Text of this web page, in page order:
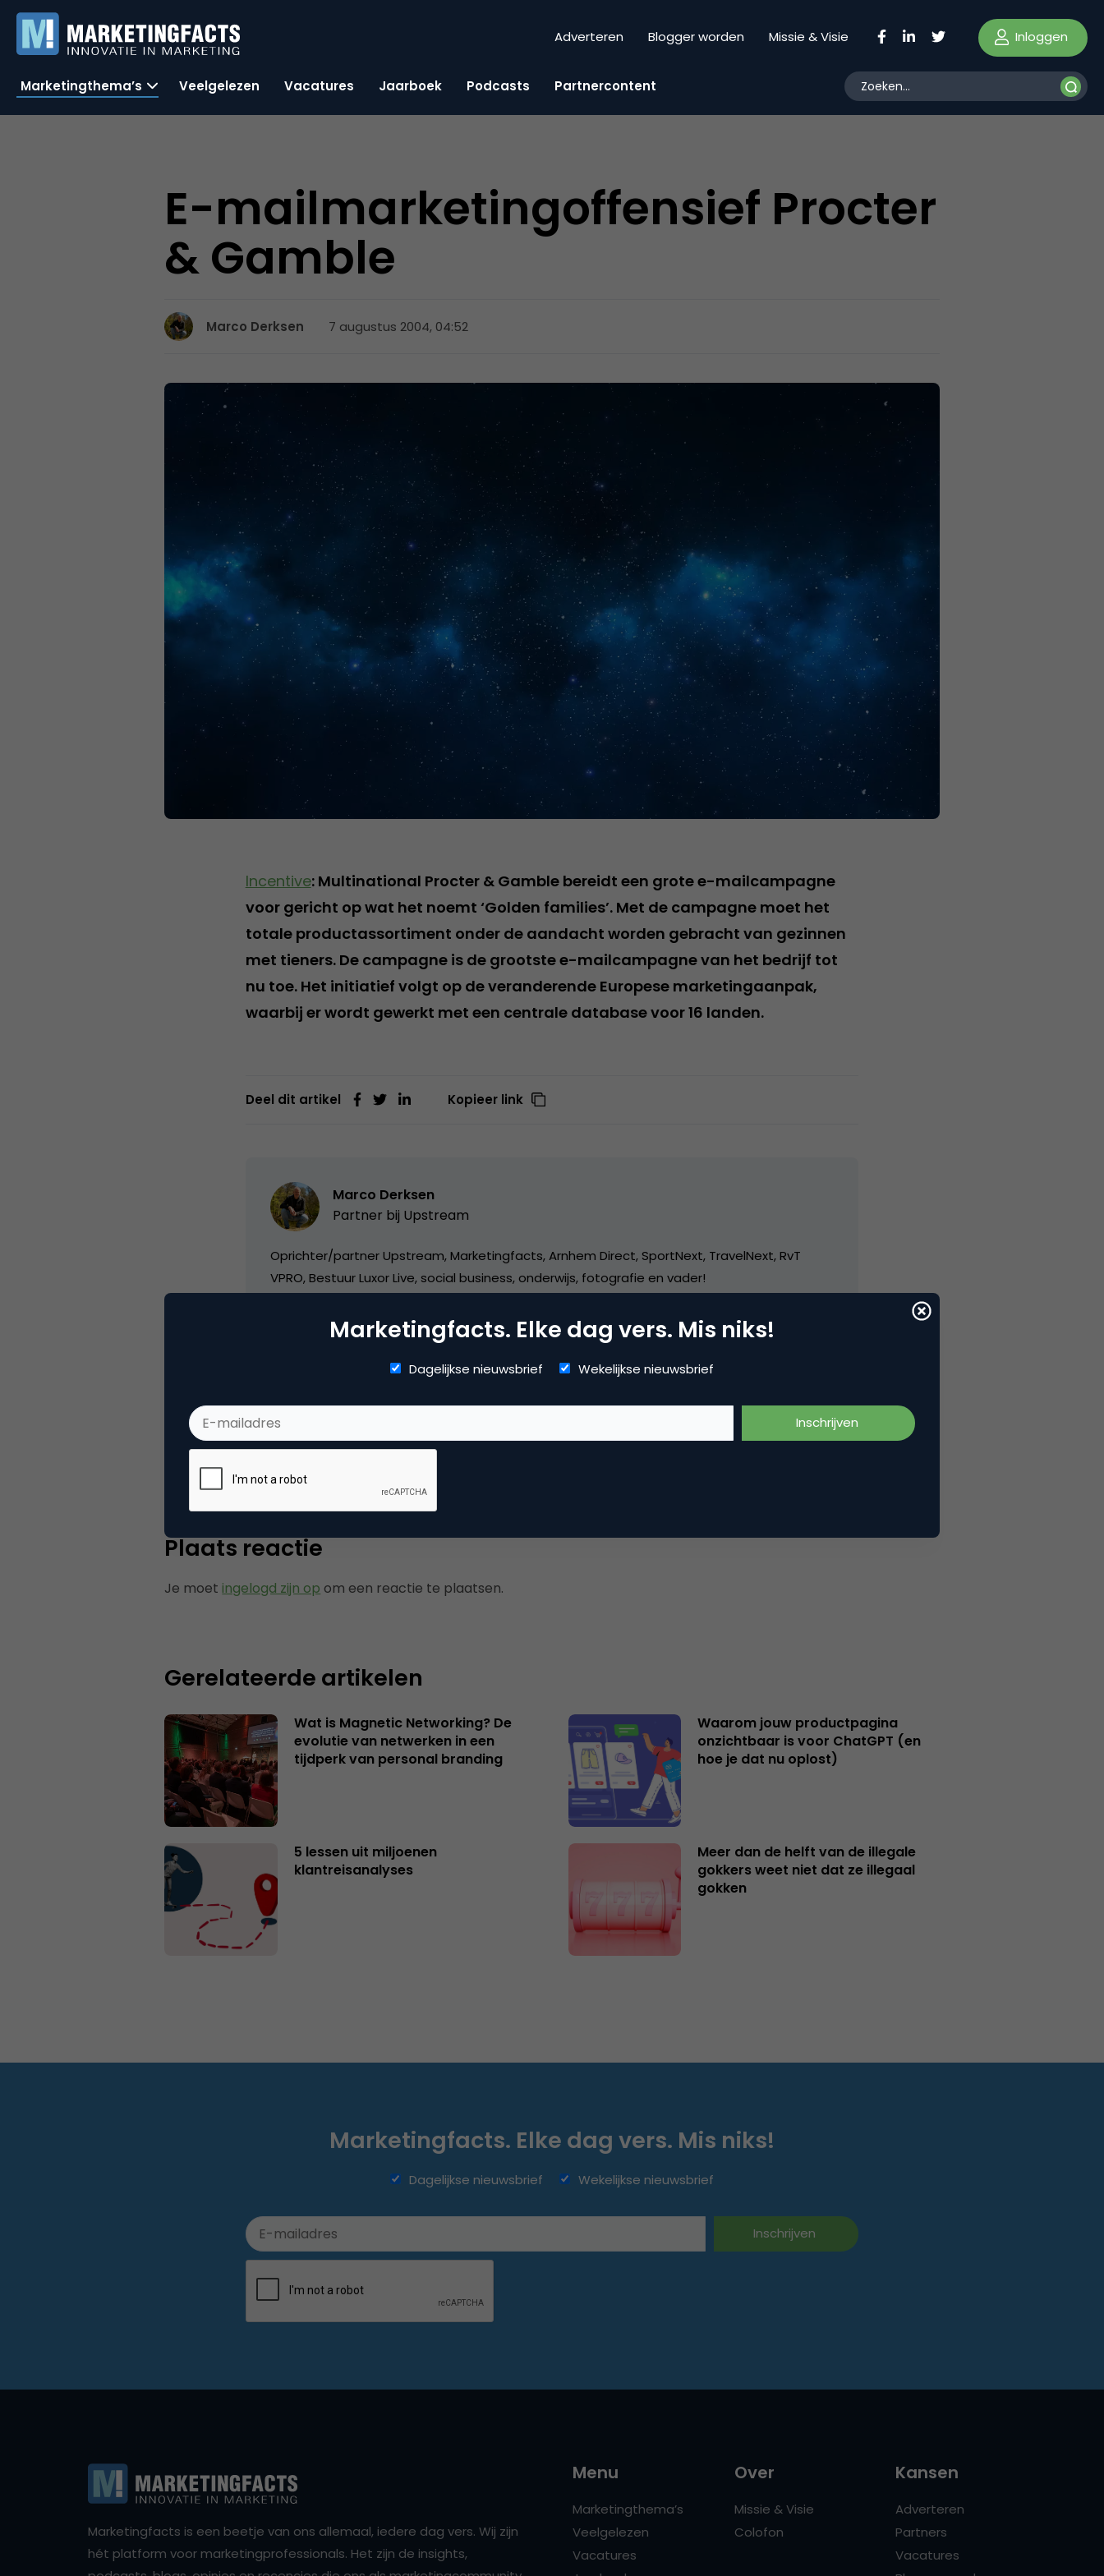
Adverteren Blogger worden Missie & Visie Inloggen
Marketingthema’s Veelgelezen Vacatures Jaarboek Podcasts Partnercontent
E-mailmarketingoffensief Procter
& Gamble
Marco Derksen 7 augustus 2004, 04:52
Incentive: Multinational Procter & Gamble bereidt een grote e-mailcampagne
voor gericht op wat het noemt ‘Golden families’. Met de campagne moet het
totale productassortiment onder de aandacht worden gebracht van gezinnen
met tieners. De campagne is de grootste e-mailcampagne van het bedrijf tot
nu toe. Het initiatief volgt op de veranderende Europese marketingaanpak,
waarbij er wordt gewerkt met een centrale database voor 16 landen.
Deel dit artikel Kopieer link
Marco Derksen
Partner bij Upstream
Oprichter/partner Upstream, Marketingfacts, Arnhem Direct, SportNext, TravelNext, RvT
VPRO, Bestuur Luxor Live, social business, onderwijs, fotografie en vader!
Categorie
Plaats reactie
Je moet ingelogd zijn op om een reactie te plaatsen.
Gerelateerde artikelen
Wat is Magnetic Networking? De
evolutie van netwerken in een
tijdperk van personal branding
Waarom jouw productpagina
onzichtbaar is voor ChatGPT (en
hoe je dat nu oplost)
5 lessen uit miljoenen
klantreisanalyses
Meer dan de helft van de illegale
gokkers weet niet dat ze illegaal
gokken
Marketingfacts. Elke dag vers. Mis niks!
Dagelijkse nieuwsbrief Wekelijkse nieuwsbrief
Marketingfacts. Elke dag vers. Mis niks!
Dagelijkse nieuwsbrief Wekelijkse nieuwsbrief
Marketingfacts is een beetje van ons allemaal, iedere dag vers. Wij zijn
hét platform voor marketingprofessionals. Het zijn de insights,
Menu
Marketingthema’s
Veelgelezen
Vacatures
Over
Missie & Visie
Colofon
Kansen
Adverteren
Partners
Vacatures